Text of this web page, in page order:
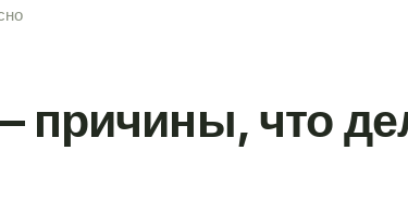
причины, что